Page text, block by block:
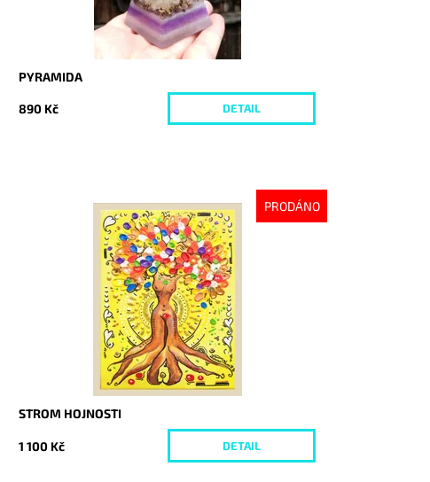
PYRAMIDA
890 Kč DETAIL
PRODÁNO
Vyprodáno
4440
STROM HOJNOSTI
1 100 Kč DETAIL